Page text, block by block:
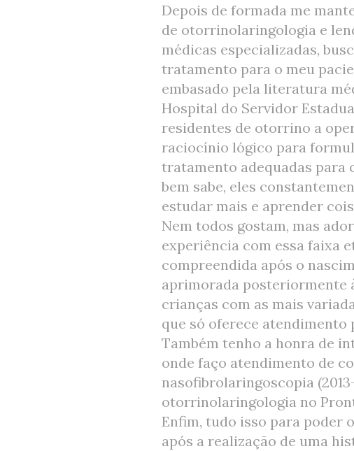
Depois de formada me
de otorrinolaringologia e
médicas especializadas,
tratamento para o meu
embasado pela literatura
Hospital do Servidor
residentes de otorrino a
raciocínio lógico para
tratamento adequadas para
bem sabe, eles
estudar mais e aprender
Nem todos gostam, mas
experiência com essa faixa
compreendida após o
aprimorada posteriormente
crianças com as mais
que só oferece atendimento
Também tenho a honra de
onde faço atendimento de
nasofibrolaringoscopia
otorrinolaringologia no
Enfim, tudo isso para poder
após a realização de uma